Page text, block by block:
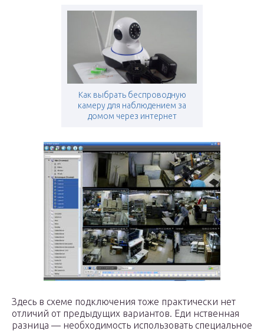
Как выбрать беспроводную
камеру для наблюдением за
домом через интернет
Здесь в схеме подключения тоже практически нет
отличий от предыдущих вариантов. Еди нственная
разница — необходимость использовать специальное